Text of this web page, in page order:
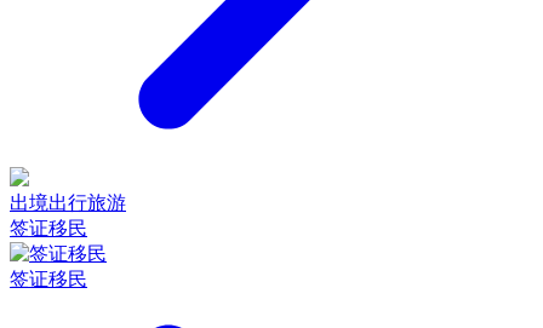
出境出行旅游
签证移民
签证移民